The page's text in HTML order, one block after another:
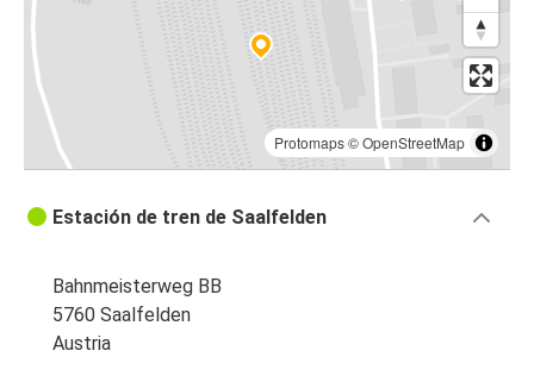
Protomaps©OpenStreetMap
Estación de tren de Saalfelden
Bahnmeisterweg BB
5760 Saalfelden
Austria